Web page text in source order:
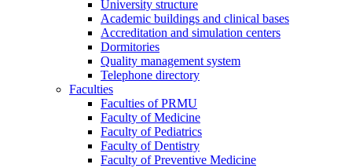
University structure
Academic buildings and clinical bases
Accreditation and simulation centers
Dormitories
Quality management system
Telephone directory
Faculties
Faculties of PRMU
Faculty of Medicine
Faculty of Pediatrics
Faculty of Dentistry
Faculty of Preventive Medicine